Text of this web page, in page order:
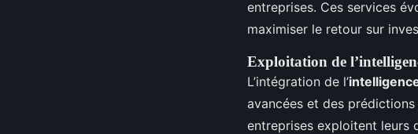
entreprises. Ces services
maximiser le retour sur
Exploitation de
L’intégration de l’
avancées et des
entreprises exploitent leurs